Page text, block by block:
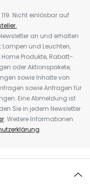
Nicht einlösbar auf
an und erhalten
und Leuchten,
Produkte, Rabatt-
oder Aktionspakete,
sowie Inhalte von
sowie Anfragen für
Eine Abmeldung ist
Sie in jedem Newsletter
. Weitere Informationen
.